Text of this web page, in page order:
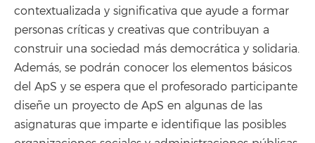
contextualizada y significativa que ayude a formar
personas críticas y creativas que contribuyan a
construir una sociedad más democrática y solidaria.
Además, se podrán conocer los elementos básicos
del ApS y se espera que el profesorado participante
diseñe un proyecto de ApS en algunas de las
asignaturas que imparte e identifique las posibles